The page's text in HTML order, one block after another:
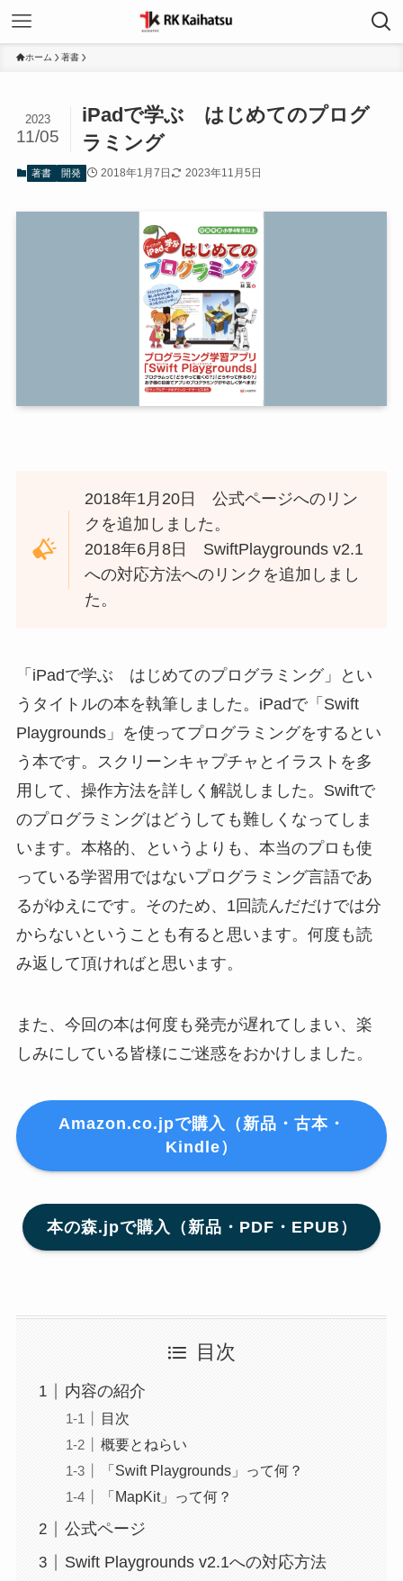
ホーム 著書
iPadで学ぶ はじめてのプログ
ラミング
2023
11/05
著書 開発 2018年1月7日 2023年11月5日
2018年1月20日 公式ページへのリン
クを追加しました。
2018年6月8日 SwiftPlaygrounds v2.1
への対応方法へのリンクを追加しまし
た。
「iPadで学ぶ はじめてのプログラミング」とい
うタイトルの本を執筆しました。iPadで「Swift
Playgrounds」を使ってプログラミングをするとい
う本です。スクリーンキャプチャとイラストを多
用して、操作方法を詳しく解説しました。Swiftで
のプログラミングはどうしても難しくなってしま
います。本格的、というよりも、本当のプロも使
っている学習用ではないプログラミング言語であ
るがゆえにです。そのため、1回読んだだけでは分
からないということも有ると思います。何度も読
み返して頂ければと思います。
また、今回の本は何度も発売が遅れてしまい、楽
しみにしている皆様にご迷惑をおかけしました。
Amazon.co.jpで購入（新品・古本・
Kindle）
本の森.jpで購入（新品・PDF・EPUB）
目次
内容の紹介
目次
概要とねらい
「Swift Playgrounds」って何？
「MapKit」って何？
公式ページ
Swift Playgrounds v2.1への対応方法